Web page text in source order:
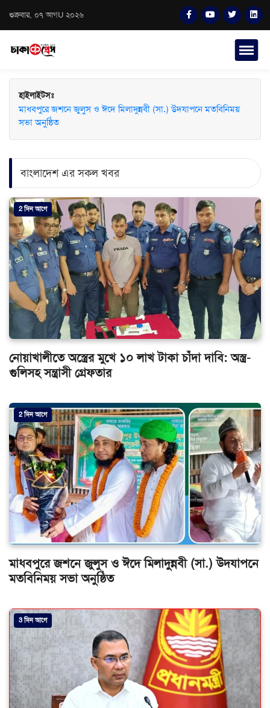
শুক্রবার, ০৭ আগU ২০২৬
হাইলাইটসঃ
মাধবপুরে জশনে জুলুস ও ঈদে মিলাদুন্নবী (সা.) উদযাপনে মতবিনিময়
সভা অনুষ্ঠিত
বাংলাদেশ এর সকল খবর
2 দিন আগে
নোয়াখালীতে অস্ত্রের মুখে ১০ লাখ টাকা চাঁদা দাবি: অস্ত্র-
গুলিসহ সন্ত্রাসী গ্রেফতার
2 দিন আগে
মাধবপুরে জশনে জুলুস ও ঈদে মিলাদুন্নবী (সা.) উদযাপনে
মতবিনিময় সভা অনুষ্ঠিত
3 দিন আগে